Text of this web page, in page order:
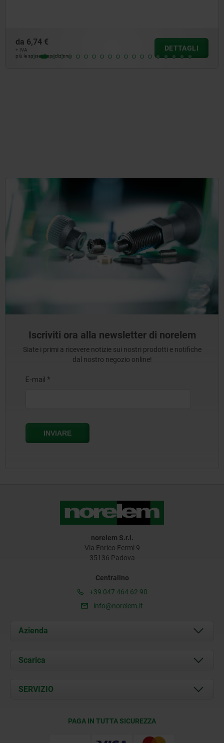
da 8,28 €
più le spese di spedizione
DETTAGLI
Iscriviti ora alla newsletter di norelem
Siate i primi a ricevere notizie sui nostri prodotti e notifiche
dal nostro negozio online!
norelem S.r.l.
Via Enrico Fermi 9
35136 Padova
Centralino
+39 047 464 62 90
info@norelem.it
Azienda
Chi siamo
Contatti
Scarica
Documents
SERVIZIO
PAGA IN TUTTA SICUREZZA